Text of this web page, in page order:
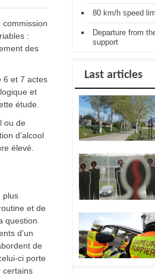
commission
:
des
6 et 7 actes
et
étude.
ou de
d’alcool
élevé.
plus
et de
question
d’un
de
ci porte
certains
80 km/h speed
Departure from
support
Last articles